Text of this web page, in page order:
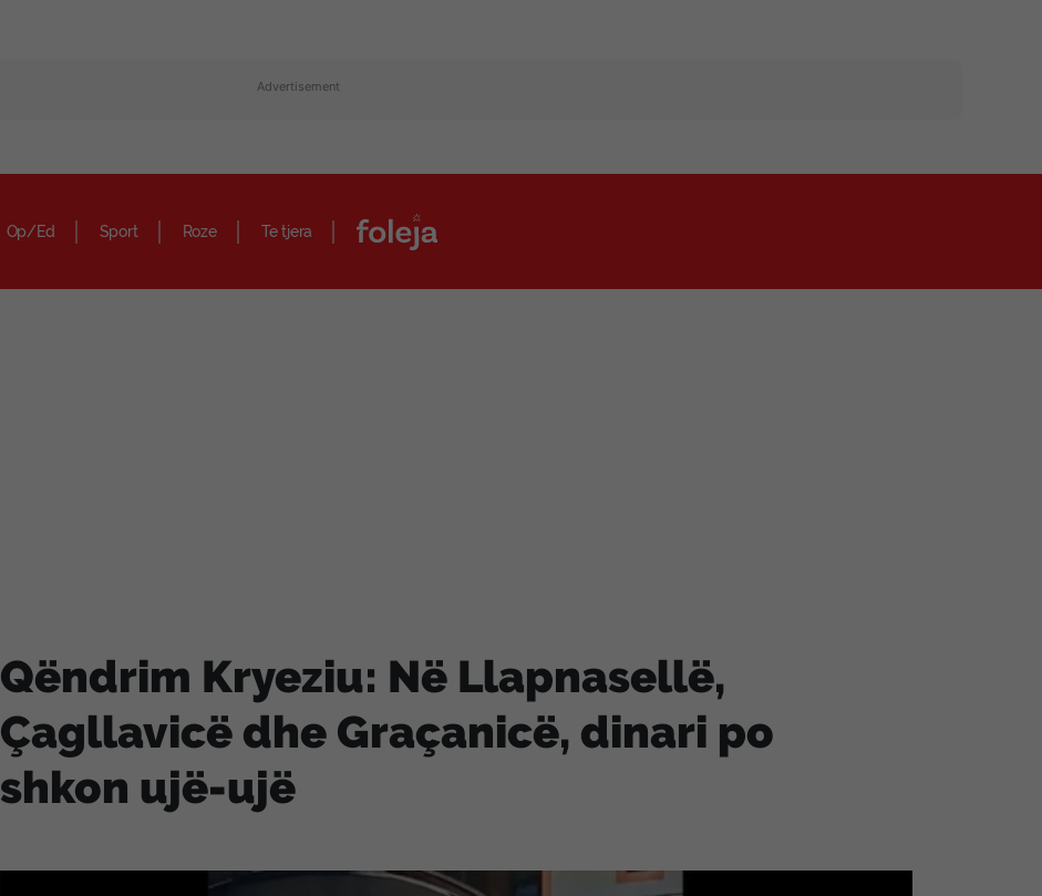
Advertisement
Op/Ed Sport Roze Te tjera
Qëndrim Kryeziu: Në Llapnasellë,
Çagllavicë dhe Graçanicë, dinari po
shkon ujë-ujë